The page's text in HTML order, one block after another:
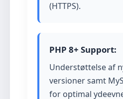
(HTTPS).
PHP 8+ Support:
Understøttelse af
versioner samt
for optimal